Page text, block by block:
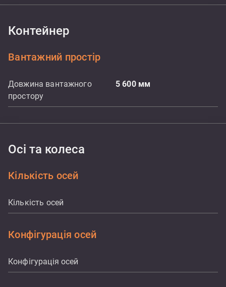
Контейнер
Вантажний простір
Довжина вантажного
простору
5 600 мм
Осі та колеса
Кількість осей
Кількість осей
Конфігурація осей
Конфігурація осей